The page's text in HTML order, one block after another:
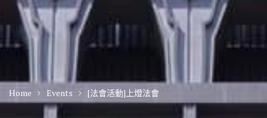
Home Events [法會活動]上燈法會